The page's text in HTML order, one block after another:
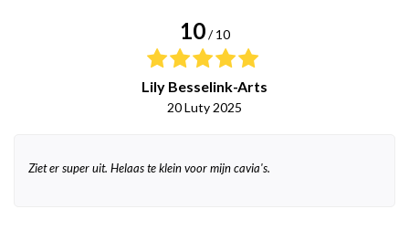
10 / 10
Lily Besselink-Arts
20 Luty 2025
Ziet er super uit. Helaas te klein voor mijn cavia's.